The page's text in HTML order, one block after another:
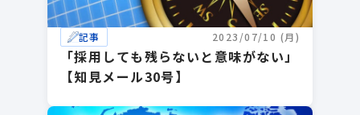
記事 2023/07/10 (月)
「採用しても残らないと意味がない」
【知見メール30号】